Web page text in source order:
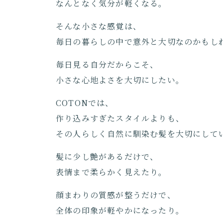
なんとなく気分が軽くなる。
そんな小さな感覚は、
毎日の暮らしの中で意外と大切なのかもし
毎日見る自分だからこそ、
小さな心地よさを大切にしたい。
COTONでは、
作り込みすぎたスタイルよりも、
その人らしく自然に馴染む髪を大切にして
髪に少し艶があるだけで、
表情まで柔らかく見えたり。
顔まわりの質感が整うだけで、
全体の印象が軽やかになったり。